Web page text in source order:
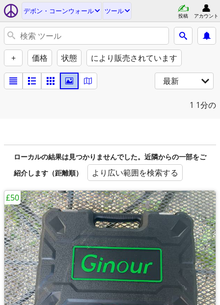
デボン・コーンウォール ツール
投稿 アカウント
+ 価格 状態 により販売されています
最新
1 1分の
ローカルの結果は見つかりませんでした。近隣からの一部をご
紹介します（距離順）
より広い範囲を検索する
£50